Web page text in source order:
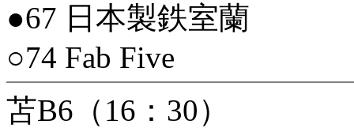
●67 日本製鉄室蘭
○74 Fab Five
苫B6（16：30）